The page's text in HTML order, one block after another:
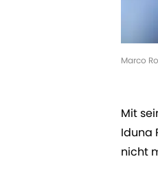
Marco
Mit
Iduna
nicht